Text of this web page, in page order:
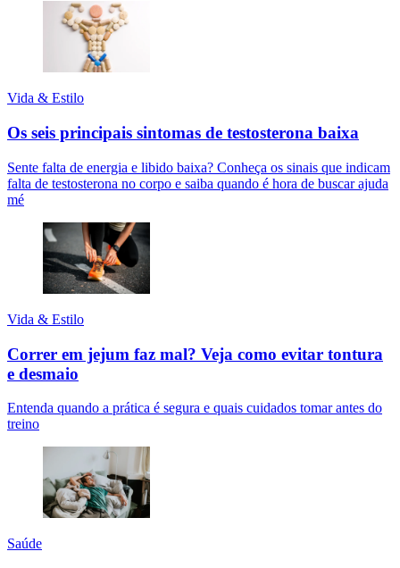
Vida & Estilo
Os seis principais sintomas de testosterona baixa
Sente falta de energia e libido baixa? Conheça os sinais que indicam
falta de testosterona no corpo e saiba quando é hora de buscar ajuda
mé
Vida & Estilo
Correr em jejum faz mal? Veja como evitar tontura
e desmaio
Entenda quando a prática é segura e quais cuidados tomar antes do
treino
Saúde